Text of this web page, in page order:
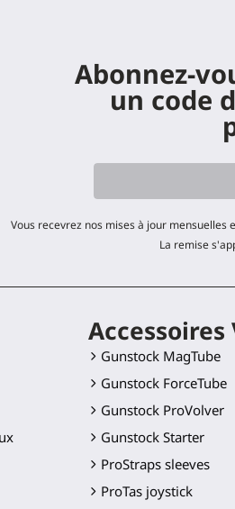
Abonnez-
un code
Vous recevrez nos mises à jour mensuelles
La remise
Accessoires
Gunstock MagTube
Gunstock ForceTube
Gunstock ProVolver
Gunstock Starter
ProStraps sleeves
ProTas joystick